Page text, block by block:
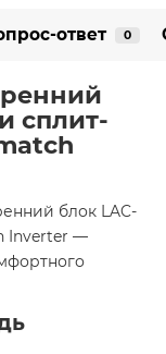
ответ 0
сплит-
блок LAC-
Inverter —